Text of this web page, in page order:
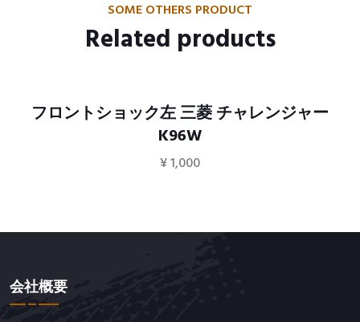
SOME OTHERS PRODUCT
Related products
フロントショック左 三菱 チャレンジャー
K96W
¥1,000
会社概要